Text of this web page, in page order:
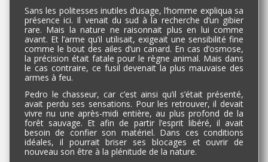
Sans les politesses inutiles d’usage, l’homme expliqua sa
présence ici. Il venait du sud à la recherche d’un gibier
rare. Mais la nature ne raisonnait plus en lui comme
avant. Et l’arme qu’il utilisait, exigeait une sensibilité fine
comme le bout des ailes d’un canard. En cas d’osmose,
la précision était fatale pour le règne animal. Mais dans
le cas contraire, ce fusil devenait la plus mauvaise des
armes à feu.
Pedro le chasseur, car c’est ainsi qu’il s’était présenté,
avait perdu ses sensations. Pour les retrouver, il devait
vivre nu une après-midi entière, au plus profond de la
forêt sauvage. Et afin de partir l’esprit libéré, il avait
besoin de confier son matériel. Dans ces conditions
idéales, il pourrait briser ses blocages et ouvrir de
nouveau son être à la plénitude de la nature.